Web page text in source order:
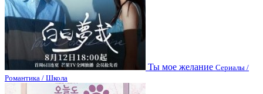
Ты мое желание Сериалы /
Романтика / Школа